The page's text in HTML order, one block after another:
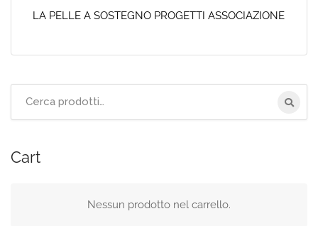
LA PELLE A SOSTEGNO PROGETTI ASSOCIAZIONE
Cart
Nessun prodotto nel carrello.